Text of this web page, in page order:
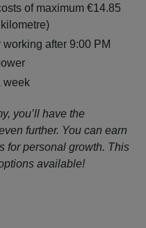
of maximum €14.85
after 9:00 PM
week
you’ll have the
further. You can earn
for personal growth. This
available!